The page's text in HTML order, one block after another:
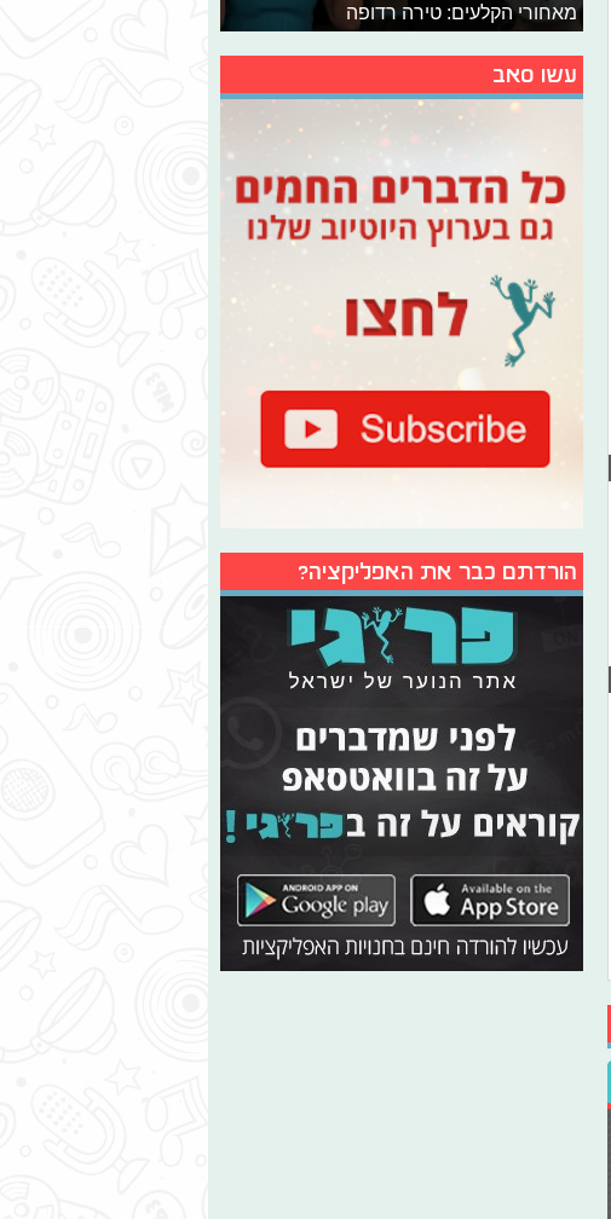
מאחורי הקלעים: טירה רדופה
עשו סאב
הורדתם כבר את האפליקציה?